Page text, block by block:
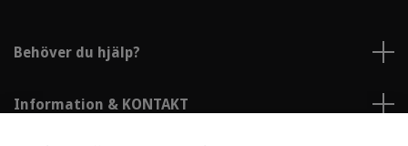
Behöver du hjälp?
Information & KONTAKT